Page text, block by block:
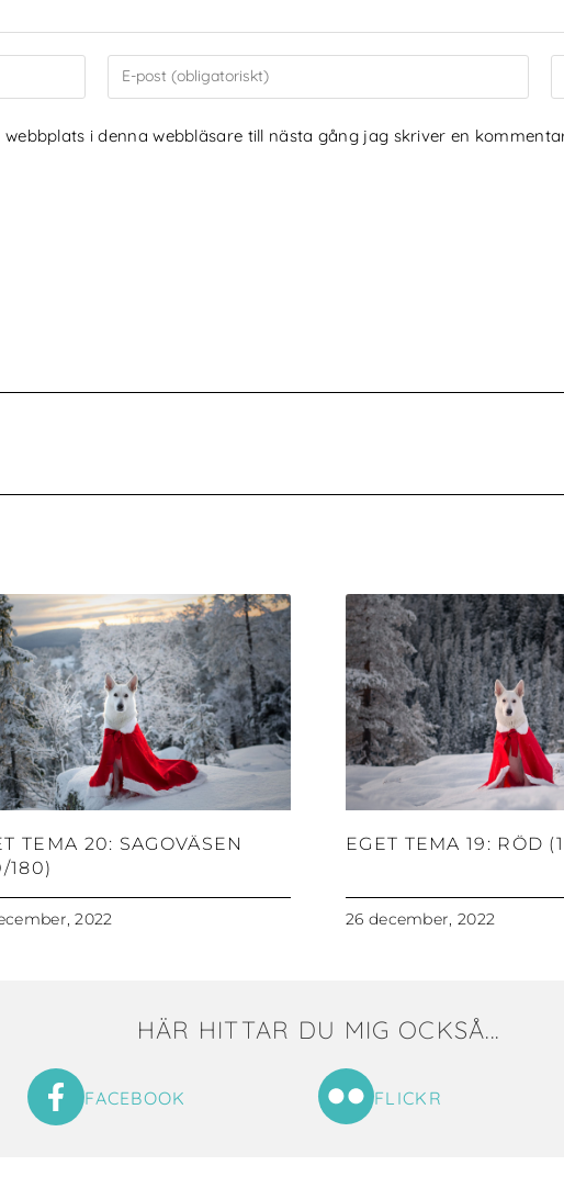
i denna webbläsare till nästa gång jag skriver en
TEMA 20: SAGOVÄSEN
180)
2022
EGET TEMA 19: RÖD
26 december, 2022
HÄR HITTAR DU MIG OCKSÅ...
FACEBOOK FLICKR